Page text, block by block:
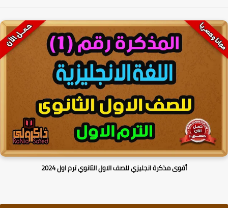
أقوى مذكرة انجليزي للصف الاول الثانوي ترم اول 2024